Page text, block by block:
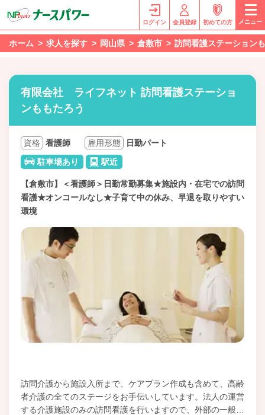
ログイン 会員登録 初めての方 メニュー
ホーム 求人を探す 岡山県 倉敷市 訪問看護ステーション
有限会社 ライフネット 訪問看護ステーショ
ンももたろう
資格 看護師 雇用形態
日勤パート
駐車場あり
駅近
【倉敷市】＜看護師＞日勤常勤募集★施設内・在宅での訪問
看護★オンコールなし★子育て中の休み、早退を取りやすい
環境
訪問介護から施設入所まで、ケアプラン作成も含めて、高齢
者介護の全てのステージをお手伝いしています。法人の運営
する介護施設のみの訪問看護を行いますので、外部の一般